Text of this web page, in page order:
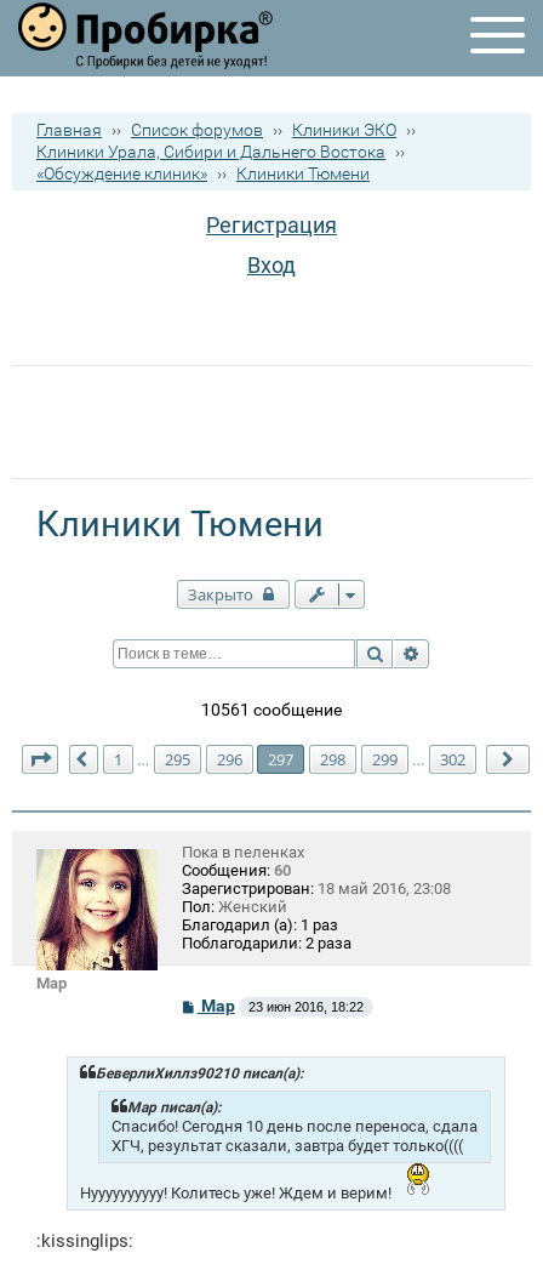
Главная ›› Список форумов ›› Клиники ЭКО ››
Клиники Урала, Сибири и Дальнего Востока
››
«Обсуждение клиник» ›› Клиники Тюмени
Регистрация
Вход
Клиники Тюмени
Закрыто
Поиск
10561 сообщение
Страница 297 из302
Пред.
1 … 295 296 297 298 299 … 302
Mар
Пока в пеленках
Сообщения: 60
Зарегистрирован: 18 май 2016, 23:08
Пол: Женский
Благодарил (а): 1 раз
Поблагодарили: 2 раза
С
б
щ
е
н
и
е
Mар 23 июн 2016, 18:22
БеверлиХиллз90210 писал(а):
Mар писал(а):
Спасибо! Сегодня 10 день после переноса, сдала
ХГЧ, результат сказали, завтра будет только((((
Нуууууууууу! Колитесь уже! Ждем и верим!
:kissinglips: